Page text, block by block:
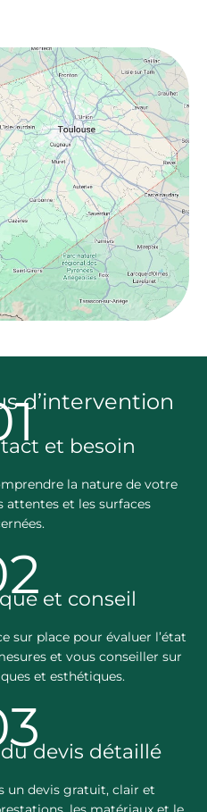
d’intervention
et besoin
la nature de votre
attentes et les surfaces
et conseil
sur place pour évaluer l’état
et vous conseiller sur
et esthétiques.
devis détaillé
un devis gratuit, clair et